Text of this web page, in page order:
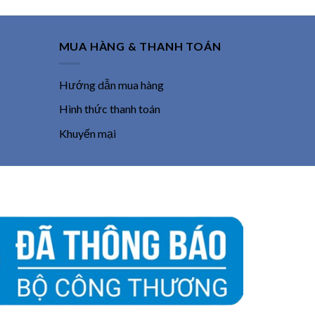
MUA HÀNG & THANH TOÁN
Hướng dẫn mua hàng
Hình thức thanh toán
Khuyến mại